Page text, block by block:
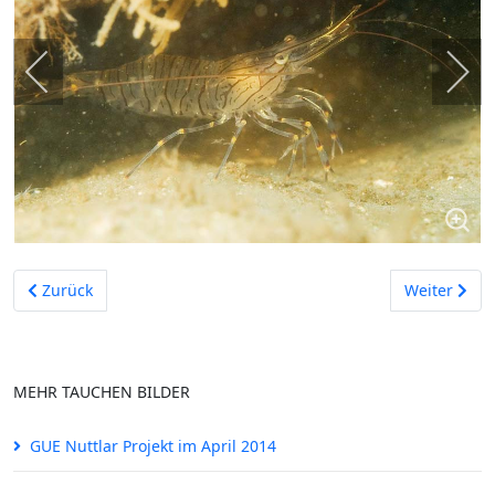
Vorheriger Beitrag: Tauchen im See im Berg, Messinghausen
Zurück Nächster
Weiter
MEHR TAUCHEN BILDER
GUE Nuttlar Projekt im April 2014